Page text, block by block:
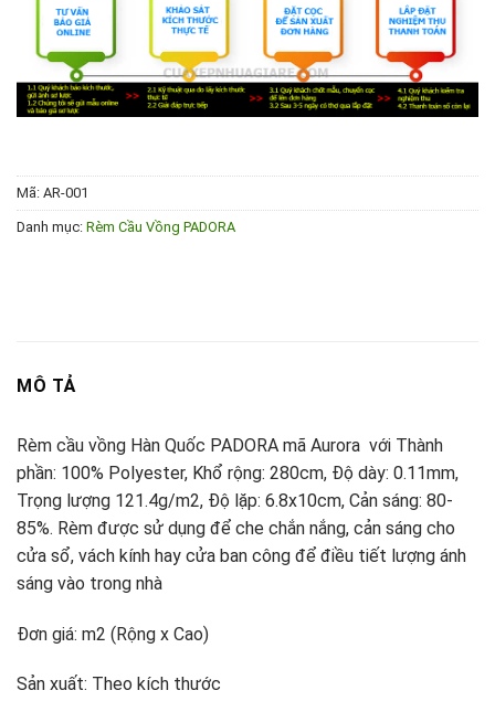
Mã: AR-001
Danh mục: Rèm Cầu Vồng PADORA
MÔ TẢ
Rèm cầu vồng Hàn Quốc PADORA mã Aurora với Thành
phần: 100% Polyester, Khổ rộng: 280cm, Độ dày: 0.11mm,
Trọng lượng 121.4g/m2, Độ lặp: 6.8x10cm, Cản sáng: 80-
85%. Rèm được sử dụng để che chắn nắng, cản sáng cho
cửa sổ, vách kính hay cửa ban công để điều tiết lượng ánh
sáng vào trong nhà
Đơn giá: m2 (Rộng x Cao)
Sản xuất: Theo kích thước